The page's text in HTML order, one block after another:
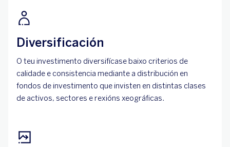
Diversificación
O teu investimento diversifícase baixo criterios de
calidade e consistencia mediante a distribución en
fondos de investimento que invisten en distintas clases
de activos, sectores e rexións xeográficas.